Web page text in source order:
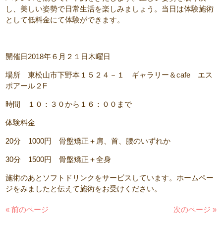
し、美しい姿勢で日常生活を楽しみましょう。当日は体験施術
として低料金にて体験ができます。
開催日2018年６月２１日木曜日
場所 東松山市下野本１５２４－１ ギャラリー＆cafe エス
ポアール２F
時間 １０：３０から１６：００まで
体験料金
20分 1000円 骨盤矯正＋肩、首、腰のいずれか
30分 1500円 骨盤矯正＋全身
施術のあとソフトドリンクをサービスしています。ホームペー
ジをみましたと伝えて施術をお受けください。
« 前のページ 次のページ »